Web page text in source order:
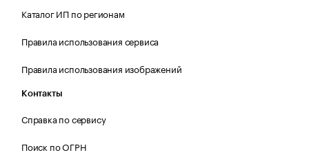
Каталог ИП по регионам
Правила использования сервиса
Правила использования изображений
Контакты
Справка по сервису
Поиск по ОГРН